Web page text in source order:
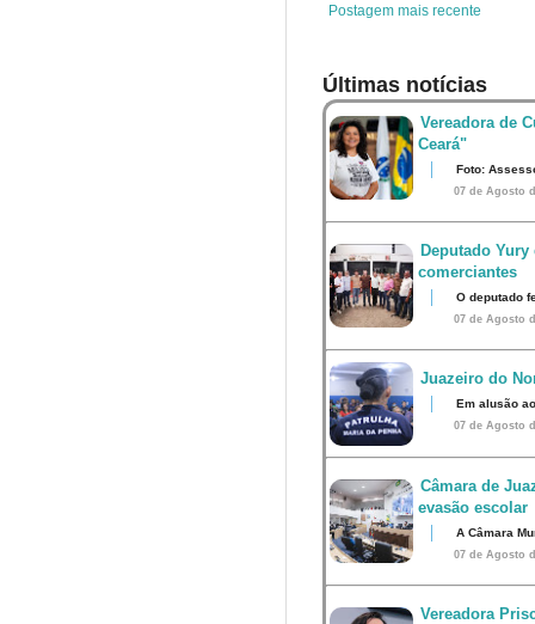
Postagem mais recente
Últimas notícias
Vereadora de
Ceará"
Foto:
07 de Agosto
Deputado
comerciantes
O deputado
07 de Agosto
Juazeiro do
Em alusão
07 de Agosto
Câmara de
evasão escolar
A Câmara
07 de Agosto
Vereadora